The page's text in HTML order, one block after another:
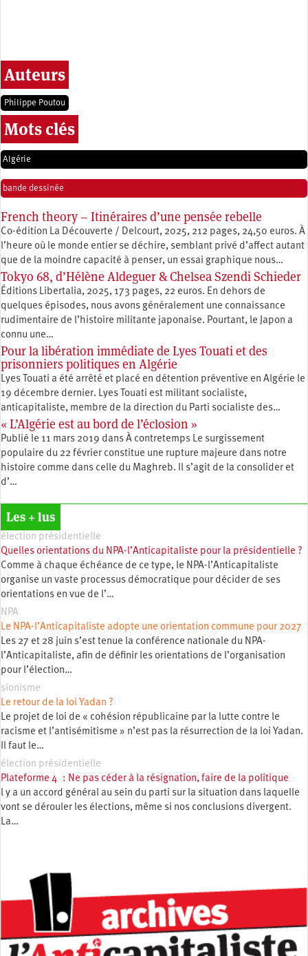
Auteurs
Philippe Poutou
Mots clés
Algérie
bande dessinée
French theory – Itinéraires d’une pensée rebelle
Co-édition La Découverte / Delcourt, 2025, 212 pages, 24,50 euros. À
l’heure où le monde entier se déchire, semblant privé d’affect autant
que de la moindre capacité à penser, un essai graphique nous…
Tokyo 68, d’Hélène Aldeguer & Chelsea Szendi Schieder
Éditions Libertalia, 2025, 173 pages, 22 euros. En dehors de
quelques épisodes, nous avons généralement une connaissance
rudimentaire de l’histoire militante japonaise. Pourtant, le Japon a
connu une…
Pour la libération immédiate de Lyes Touati et des
prisonniers politiques en Algérie
Lyes Touati a été arrêté et placé en détention préventive en Algérie le
19 décembre dernier. Lyes Touati est militant socialiste,
anticapitaliste, membre de la direction du Parti socialiste des…
« L’Algérie est au bord de l’éclosion »
Publié le 11 mars 2019 dans À contretemps Le surgissement
populaire du 22 février constitue une rupture majeure dans notre
histoire comme dans celle du Maghreb. Il s’agit de la consolider et
d’…
Les + lus
élection présidentielle
Quelles orientations du NPA-l’Anticapitaliste pour la présidentielle ?
Comme à chaque échéance de ce type, le NPA-l’Anticapitaliste
organise un vaste processus démocratique pour décider de ses
orientations en vue de l’…
NPA
Le NPA-l’Anticapitaliste adopte une orientation commune pour 2027
Les 27 et 28 juin s’est tenue la conférence nationale du NPA-
l’Anticapitaliste, afin de définir les orientations de l’organisation
pour l’élection…
sionisme
Le retour de la loi Yadan ?
Le projet de loi de « cohésion républicaine par la lutte contre le
racisme et l’antisémitisme » n’est pas la résurrection de la loi Yadan.
Il faut le…
élection présidentielle
Plateforme 4 : Ne pas céder à la résignation, faire de la politique
l y a un accord général au sein du parti sur la situation dans laquelle
vont se dérouler les élections, même si nos conclusions divergent.
La…